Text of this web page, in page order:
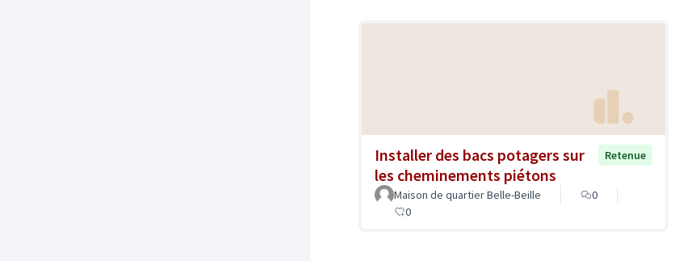
Installer des bacs potagers sur
les cheminements piétons
Retenue
Maison de quartier Belle-Beille
0
0